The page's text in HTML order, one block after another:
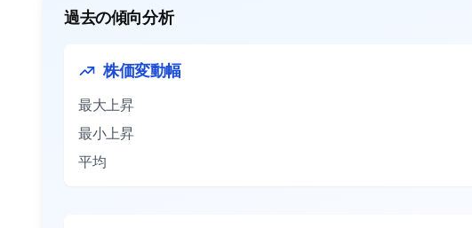
過去の傾向分析
株価変動幅
最大上昇
最小上昇
平均